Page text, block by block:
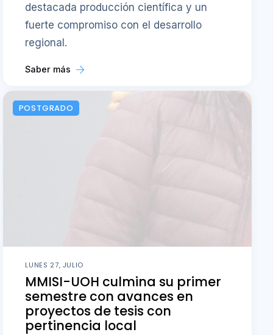
destacada producción científica y un
fuerte compromiso con el desarrollo
regional.
Saber más
POSTGRADO
LUNES 27, JULIO
MMISI-UOH culmina su primer
semestre con avances en
proyectos de tesis con
pertinencia local